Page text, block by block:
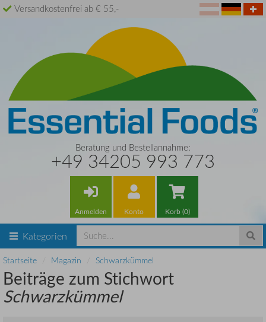
Versandkostenfrei ab € 55,-
Beratung und Bestellannahme:
+49 34205 993 773
Anmelden Konto Korb (0)
Kategorien
Startseite Magazin Schwarzkümmel
Beiträge zum Stichwort
Schwarzkümmel